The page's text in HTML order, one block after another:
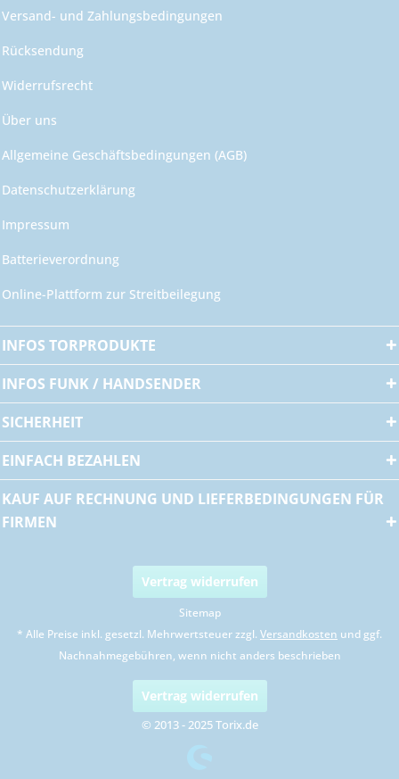
Versand- und Zahlungsbedingungen
Rücksendung
Widerrufsrecht
Über uns
Allgemeine Geschäftsbedingungen (AGB)
Datenschutzerklärung
Impressum
Batterieverordnung
Online-Plattform zur Streitbeilegung
INFOS TORPRODUKTE
INFOS FUNK / HANDSENDER
SICHERHEIT
EINFACH BEZAHLEN
KAUF AUF RECHNUNG UND LIEFERBEDINGUNGEN FÜR
FIRMEN
Vertrag widerrufen
Sitemap
* Alle Preise inkl. gesetzl. Mehrwertsteuer zzgl. Versandkosten und ggf.
Nachnahmegebühren, wenn nicht anders beschrieben
Vertrag widerrufen
© 2013 - 2025 Torix.de